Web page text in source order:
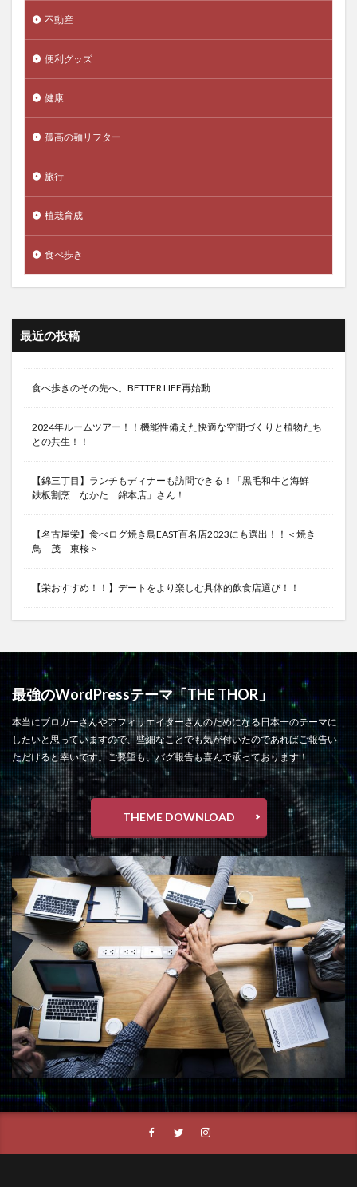
不動産
便利グッズ
健康
孤高の麺リフター
旅行
植栽育成
食べ歩き
最近の投稿
食べ歩きのその先へ。BETTER LIFE再始動
2024年ルームツアー！！機能性備えた快適な空間づくりと植物たち
との共生！！
【錦三丁目】ランチもディナーも訪問できる！「黒毛和牛と海鮮
鉄板割烹 なかた 錦本店」さん！
【名古屋栄】食べログ焼き鳥EAST百名店2023にも選出！！＜焼き
鳥 茂 東桜＞
【栄おすすめ！！】デートをより楽しむ具体的飲食店選び！！
最強のWordPressテーマ「THE THOR」
本当にブロガーさんやアフィリエイターさんのためになる日本一のテーマに
したいと思っていますので、些細なことでも気が付いたのであればご報告い
ただけると幸いです。ご要望も、バグ報告も喜んで承っております！
THEME DOWNLOAD